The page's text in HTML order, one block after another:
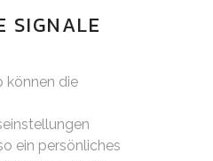
SIGNALE
können die
ein persönliches